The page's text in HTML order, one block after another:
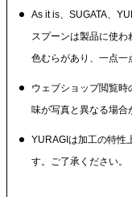
As it is、SUGATA、
スプーンは製品に使
色むらがあり、一点一
ウェブショップ閲覧
味が写真と異なる場合
YURAGIは加工の特性
す。ご了承ください。